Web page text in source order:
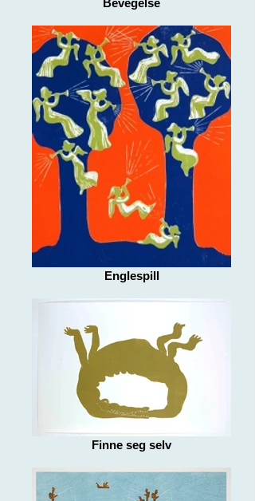
Bevegelse
Englespill
Finne seg selv